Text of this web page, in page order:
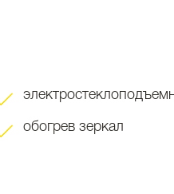
обогрев зеркал